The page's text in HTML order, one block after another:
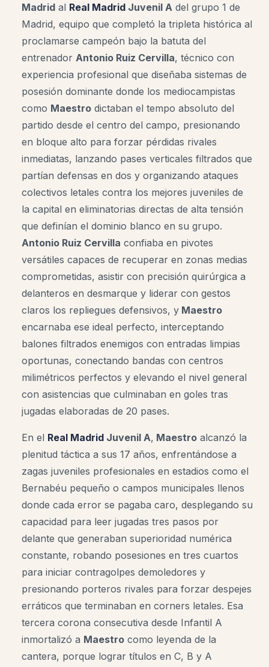
Madrid al Real Madrid Juvenil A del grupo 1 de
Madrid, equipo que completó la tripleta histórica al
proclamarse campeón bajo la batuta del
entrenador Antonio Ruiz Cervilla, técnico con
experiencia profesional que diseñaba sistemas de
posesión dominante donde los mediocampistas
como Maestro dictaban el tempo absoluto del
partido desde el centro del campo, presionando
en bloque alto para forzar pérdidas rivales
inmediatas, lanzando pases verticales filtrados que
partían defensas en dos y organizando ataques
colectivos letales contra los mejores juveniles de
la capital en eliminatorias directas de alta tensión
que definían el dominio blanco en su grupo.
Antonio Ruiz Cervilla confiaba en pivotes
versátiles capaces de recuperar en zonas medias
comprometidas, asistir con precisión quirúrgica a
delanteros en desmarque y liderar con gestos
claros los repliegues defensivos, y Maestro
encarnaba ese ideal perfecto, interceptando
balones filtrados enemigos con entradas limpias
oportunas, conectando bandas con centros
milimétricos perfectos y elevando el nivel general
con asistencias que culminaban en goles tras
jugadas elaboradas de 20 pases.
En el Real Madrid Juvenil A, Maestro alcanzó la
plenitud táctica a sus 17 años, enfrentándose a
zagas juveniles profesionales en estadios como el
Bernabéu pequeño o campos municipales llenos
donde cada error se pagaba caro, desplegando su
capacidad para leer jugadas tres pasos por
delante que generaban superioridad numérica
constante, robando posesiones en tres cuartos
para iniciar contragolpes demoledores y
presionando porteros rivales para forzar despejes
erráticos que terminaban en corners letales. Esa
tercera corona consecutiva desde Infantil A
inmortalizó a Maestro como leyenda de la
cantera, porque lograr títulos en C, B y A